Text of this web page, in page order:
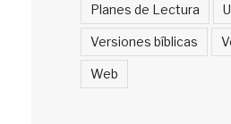
Planes de Lectura
Versiones bíblicas
Web